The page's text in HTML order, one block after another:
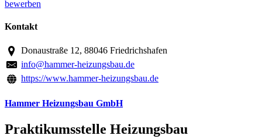
bewerben
Kontakt
Donaustraße 12, 88046 Friedrichshafen
info@hammer-heizungsbau.de
https://www.hammer-heizungsbau.de
Hammer Heizungsbau GmbH
Praktikumsstelle Heizungsbau